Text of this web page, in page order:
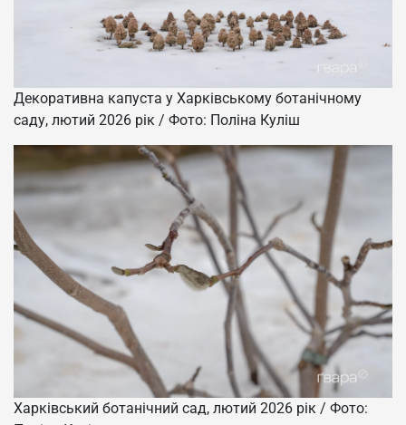
Декоративна капуста у Харківському ботанічному
саду, лютий 2026 рік / Фото: Поліна Куліш
Харківський ботанічний сад, лютий 2026 рік / Фото: